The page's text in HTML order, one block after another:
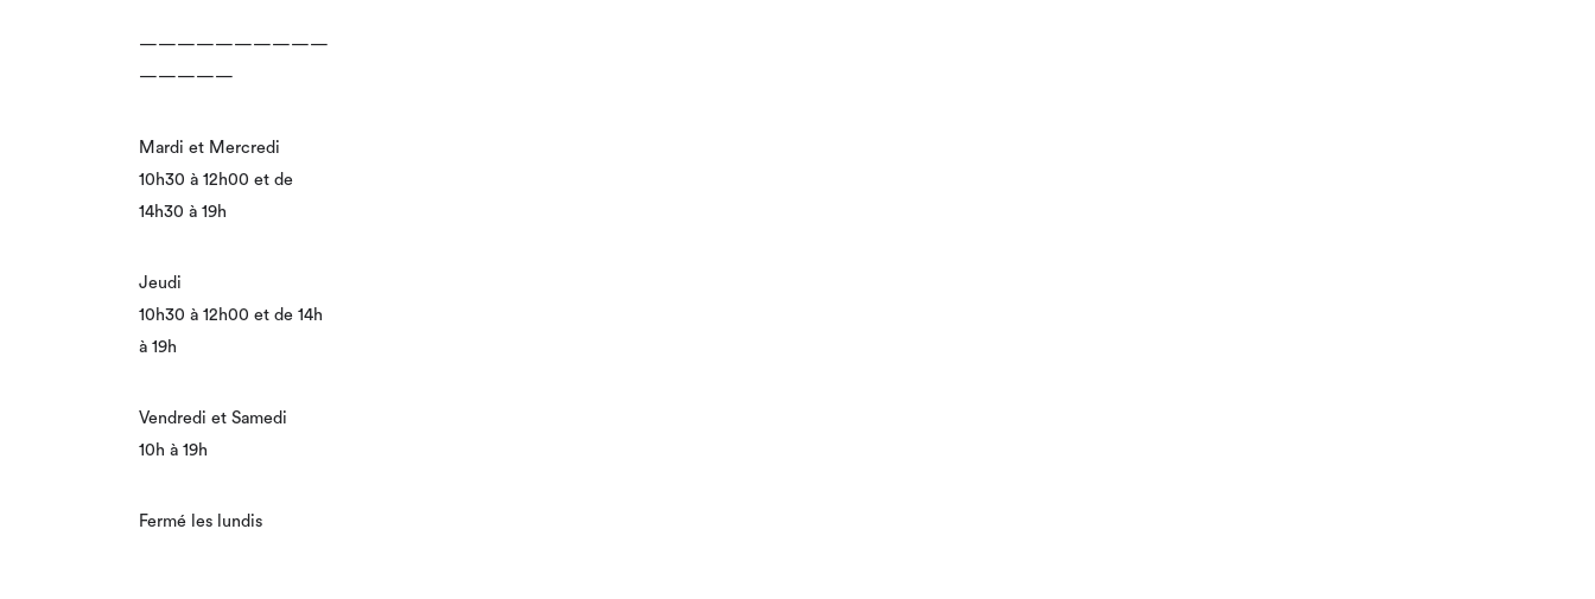
——————————
—————
Mardi et Mercredi
10h30 à 12h00 et de
14h30 à 19h
Jeudi
10h30 à 12h00 et de 14h
à 19h
Vendredi et Samedi
10h à 19h
Fermé les lundis